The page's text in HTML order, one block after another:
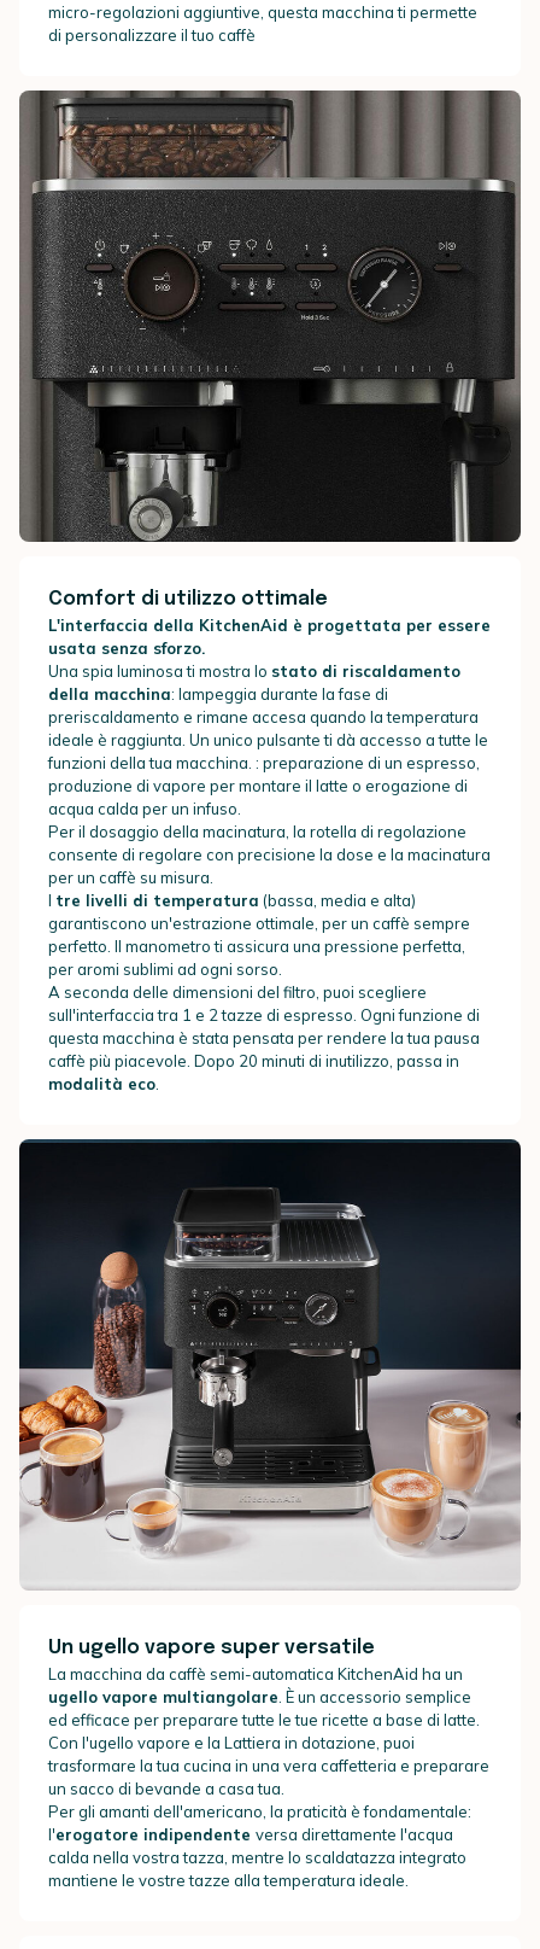
micro-regolazioni aggiuntive, questa macchina ti permette
di personalizzare il tuo caffè
Comfort di utilizzo ottimale
L'interfaccia della KitchenAid è progettata per essere
usata senza sforzo.
Una spia luminosa ti mostra lo stato di riscaldamento
della macchina: lampeggia durante la fase di
preriscaldamento e rimane accesa quando la temperatura
ideale è raggiunta. Un unico pulsante ti dà accesso a tutte le
funzioni della tua macchina. : preparazione di un espresso,
produzione di vapore per montare il latte o erogazione di
acqua calda per un infuso.
Per il dosaggio della macinatura, la rotella di regolazione
consente di regolare con precisione la dose e la macinatura
per un caffè su misura.
I tre livelli di temperatura (bassa, media e alta)
garantiscono un'estrazione ottimale, per un caffè sempre
perfetto. Il manometro ti assicura una pressione perfetta,
per aromi sublimi ad ogni sorso.
A seconda delle dimensioni del filtro, puoi scegliere
sull'interfaccia tra 1 e 2 tazze di espresso. Ogni funzione di
questa macchina è stata pensata per rendere la tua pausa
caffè più piacevole. Dopo 20 minuti di inutilizzo, passa in
modalità eco
Un ugello vapore super versatile
La macchina da caffè semi-automatica KitchenAid ha un
ugello vapore multiangolare . È un accessorio semplice
ed efficace per preparare tutte le tue ricette a base di latte.
Con l'ugello vapore e la Lattiera in dotazione, puoi
trasformare la tua cucina in una vera caffetteria e preparare
un sacco di bevande a casa tua.
Per gli amanti dell'americano, la praticità è fondamentale:
l'erogatore indipendente versa direttamente l'acqua
calda nella vostra tazza, mentre lo scaldatazza integrato
mantiene le vostre tazze alla temperatura ideale.